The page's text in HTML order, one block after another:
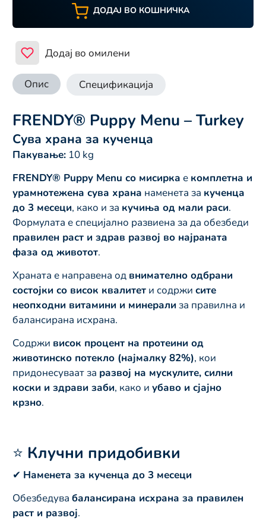
ДОДАЈ ВО КОШНИЧКА
Додај во омилени
Опис Спецификација
FRENDY® Puppy Menu – Turkey
Сува храна за кученца
Пакување: 10 kg
FRENDY® Puppy Menu со мисирка е комплетна и
урамнотежена сува храна наменета за кученца
до 3 месеци, како и за кучиња од мали раси.
Формулата е специјално развиена за да обезбеди
правилен раст и здрав развој во најраната
фаза од животот.
Храната е направена од внимателно одбрани
состојки со висок квалитет и содржи сите
неопходни витамини и минерали за правилна и
балансирана исхрана.
Содржи висок процент на протеини од
животинско потекло (најмалку 82%), кои
придонесуваат за развој на мускулите, силни
коски и здрави заби, како и убаво и сјајно
крзно.
⭐ Клучни придобивки
✔ Наменета за кученца до 3 месеци
Обезбедува балансирана исхрана за правилен
раст и развој.